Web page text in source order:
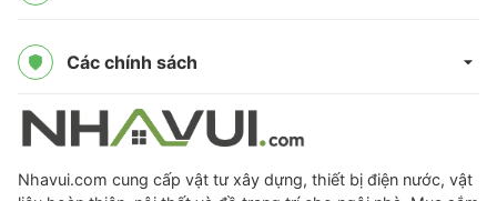
Các chính sách
Nhavui.com cung cấp vật tư xây dựng, thiết bị điện nước, vật